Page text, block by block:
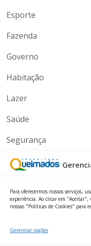
Para oferecermos nossos serviços,
experiência. Ao clicar em "Aceitar",
nossas "Políticas de Cookies" para
Gerenciar opções
Esporte
Fazenda
Governo
Habitação
Lazer
Saúde
Segurança
Serviços